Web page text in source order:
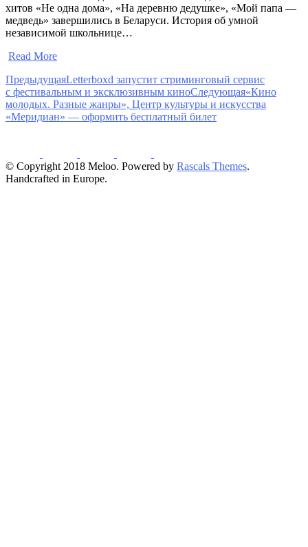
хитов «Не одна дома», «На деревню дедушке», «Мой папа —
медведь» завершились в Беларуси. История об умной
независимой школьнице…
Read More
ПредыдущаяLetterboxd запустит стриминговый сервис
с фестивальным и эксклюзивным киноСледующая«Кино
молодых. Разные жанры», Центр культуры и искусства
«Меридиан» — оформить бесплатный билет
© Copyright 2018 Meloo. Powered by Rascals Themes.
Handcrafted in Europe.